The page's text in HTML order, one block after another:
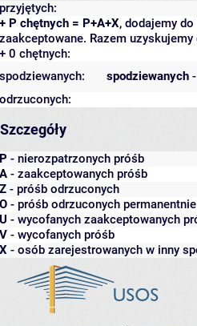
przyjętych:
+ P chętnych = P+A+X, dodajemy
zaakceptowane. Razem
+ 0 chętnych:
spodziewanych
spodziewanych:
odrzuconych:
Szczegóły
P - nierozpatrzonych próśb
A - zaakceptowanych próśb
Z - próśb odrzuconych
O - próśb odrzuconych permanentnie
U - wycofanych zaakceptowanych
V - wycofanych próśb
X - osób zarejestrowanych w inny